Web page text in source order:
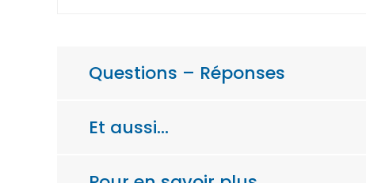
Questions – Réponses
Et aussi…